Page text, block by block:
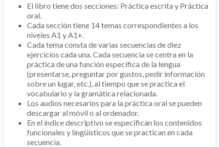
El libro tiene dos secciones: Práctica escrita y Práctica
oral.
Cada sección tiene 14 temas correspondientes a los
niveles A1 y A1+.
Cada tema consta de varias secuencias de diez
ejercicios cada una. Cada secuencia se centra en la
práctica de una función específica de la lengua
(presentarse, preguntar por gustos, pedir información
sobre un lugar, etc.), al tiempo que se practica el
vocabulario y la gramática relacionada.
Los audios necesarios para la práctica oral se pueden
descargar al móvil o al ordenador.
En el índice descriptivo se especifican los contenidos
funcionales y lingüísticos que se practican en cada
secuencia.